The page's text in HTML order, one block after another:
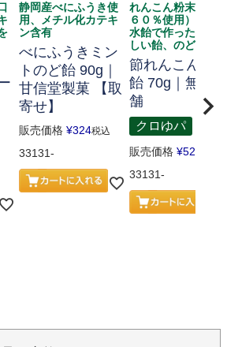
静岡産べにふうき使
用、メチル化カテキ
ン含有
べにふうきミン
トのど飴 90g｜
甘信堂製菓 【取
寄せ】
販売価格 ¥324税込
33131-
れんこん粉末（節
６０％使用）と麦
水飴で作ったなつ
しい飴、のど飴に
節れんこんの
飴 70g｜無双本
舗
クロゆパ
販売価格 ¥529
33131-